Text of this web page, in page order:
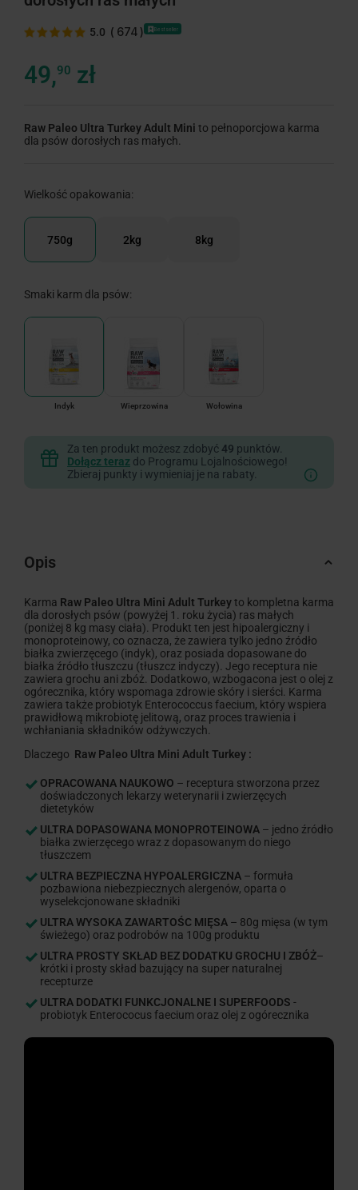
5.0 ( 674 ) Bestseller
49,90 zł
Raw Paleo Ultra Turkey Adult Mini to pełnoporcjowa karma
dla psów dorosłych ras małych.
Wielkość opakowania:
750g 2kg 8kg
Smaki karm dla psów:
Indyk Wieprzowina Wołowina
Za ten produkt możesz zdobyć 49 punktów.
Dołącz teraz do Programu Lojalnościowego!
Zbieraj punkty i wymieniaj je na rabaty.
Opis
Karma Raw Paleo Ultra Mini Adult Turkeyto kompletna karma
dla dorosłych psów (powyżej 1. roku życia) ras małych
(poniżej 8 kg masy ciała). Produkt ten jest hipoalergiczny i
monoproteinowy, co oznacza, że zawiera tylko jedno źródło
białka zwierzęcego (indyk), oraz posiada dopasowane do
białka źródło tłuszczu (tłuszcz indyczy). Jego receptura nie
zawiera grochu ani zbóż. Dodatkowo, wzbogacona jest o olej z
ogórecznika, który wspomaga zdrowie skóry i sierści. Karma
zawiera także probiotyk Enterococcus faecium, który wspiera
prawidłową mikrobiotę jelitową, oraz proces trawienia i
wchłaniania składników odżywczych.
Dlaczego Raw Paleo Ultra Mini Adult Turkey :
OPRACOWANA NAUKOWO – receptura stworzona przez
doświadczonych lekarzy weterynarii i zwierzęcych
dietetyków
ULTRA DOPASOWANA MONOPROTEINOWA – jedno źródło
białka zwierzęcego wraz z dopasowanym do niego
tłuszczem
ULTRA BEZPIECZNA HYPOALERGICZNA – formuła
pozbawiona niebezpiecznych alergenów, oparta o
wyselekcjonowane składniki
ULTRA WYSOKA ZAWARTOŚC MIĘSA – 80g mięsa (w tym
świeżego) oraz podrobów na 100g produktu
ULTRA PROSTY SKŁAD BEZ DODATKU GROCHU I ZBÓŻ–
krótki i prosty skład bazujący na super naturalnej
recepturze
ULTRA DODATKI FUNKCJONALNE I SUPERFOODS -
probiotyk Enterococus faecium oraz olej z ogórecznika